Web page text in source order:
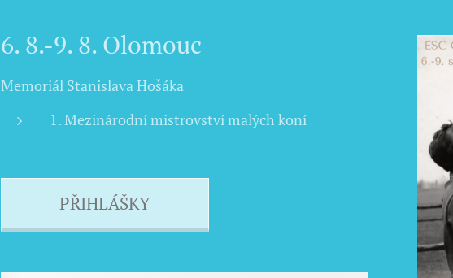
6. 8.-9. 8. Olomouc
Memoriál Stanislava Hošáka
1. Mezinárodní mistrovství malých koní
PŘIHLÁŠKY